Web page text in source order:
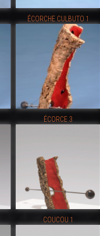
ÉCORCHE CULBUTO 1
ÉCORCE 3
COUCOU 1